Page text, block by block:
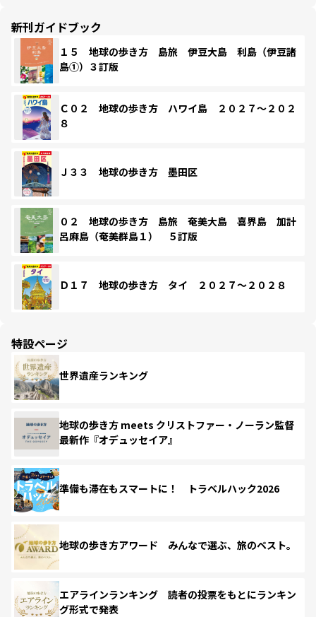
新刊ガイドブック
１５ 地球の歩き方 島旅 伊豆大島 利島（伊豆諸
島①）３訂版
Ｃ０２ 地球の歩き方 ハワイ島 ２０２７～２０２
８
Ｊ３３ 地球の歩き方 墨田区
０２ 地球の歩き方 島旅 奄美大島 喜界島 加計
呂麻島（奄美群島１） ５訂版
Ｄ１７ 地球の歩き方 タイ ２０２７～２０２８
特設ページ
世界遺産ランキング
地球の歩き方 meets クリストファー・ノーラン監督
最新作『オデュッセイア』
準備も滞在もスマートに！ トラベルハック2026
地球の歩き方アワード みんなで選ぶ、旅のベスト。
エアラインランキング 読者の投票をもとにランキン
グ形式で発表